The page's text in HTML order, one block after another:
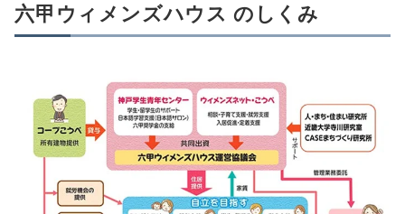
六甲ウィメンズハウス のしくみ